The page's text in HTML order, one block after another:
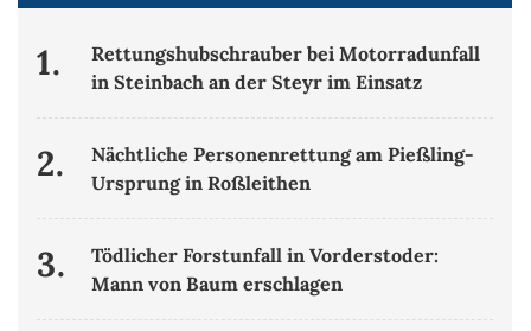
1.
Rettungshubschrauber bei Motorradunfall
in Steinbach an der Steyr im Einsatz
2.
Nächtliche Personenrettung am Pießling-
Ursprung in Roßleithen
3.
Tödlicher Forstunfall in Vorderstoder:
Mann von Baum erschlagen